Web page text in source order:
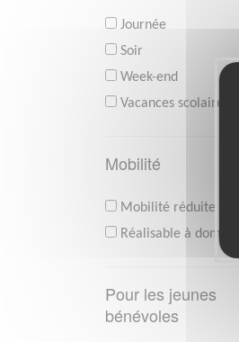
Journée
Soir
Week-end
Vacances scolaires
Mobilité
Mobilité réduite
Réalisable à domicile
Pour les jeunes
bénévoles